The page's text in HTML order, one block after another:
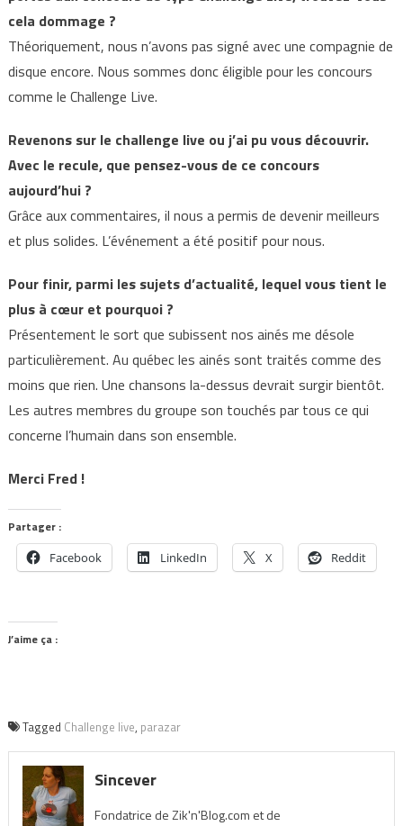
cela dommage ?
Théoriquement, nous n’avons pas signé avec une compagnie de
disque encore. Nous sommes donc éligible pour les concours
comme le Challenge Live.
Revenons sur le challenge live ou j’ai pu vous découvrir.
Avec le recule, que pensez-vous de ce concours
aujourd’hui ?
Grâce aux commentaires, il nous a permis de devenir meilleurs
et plus solides. L’événement a été positif pour nous.
Pour finir, parmi les sujets d’actualité, lequel vous tient le
plus à cœur et pourquoi ?
Présentement le sort que subissent nos ainés me désole
particulièrement. Au québec les ainés sont traités comme des
moins que rien. Une chansons la-dessus devrait surgir bientôt.
Les autres membres du groupe son touchés par tous ce qui
concerne l’humain dans son ensemble.
Merci Fred !
Partager :
Facebook LinkedIn X Reddit
J’aime ça :
Tagged Challenge live, parazar
Sincever
Fondatrice de Zik'n'Blog.com et de